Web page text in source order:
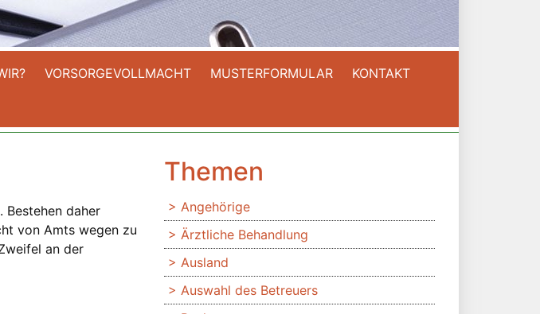
VORSORGEVOLLMACHT MUSTERFORMULAR
KONTAKT
Bestehen daher
von Amts wegen zu
an der
Themen
Angehörige
Ärztliche Behandlung
Ausland
Auswahl des Betreuers